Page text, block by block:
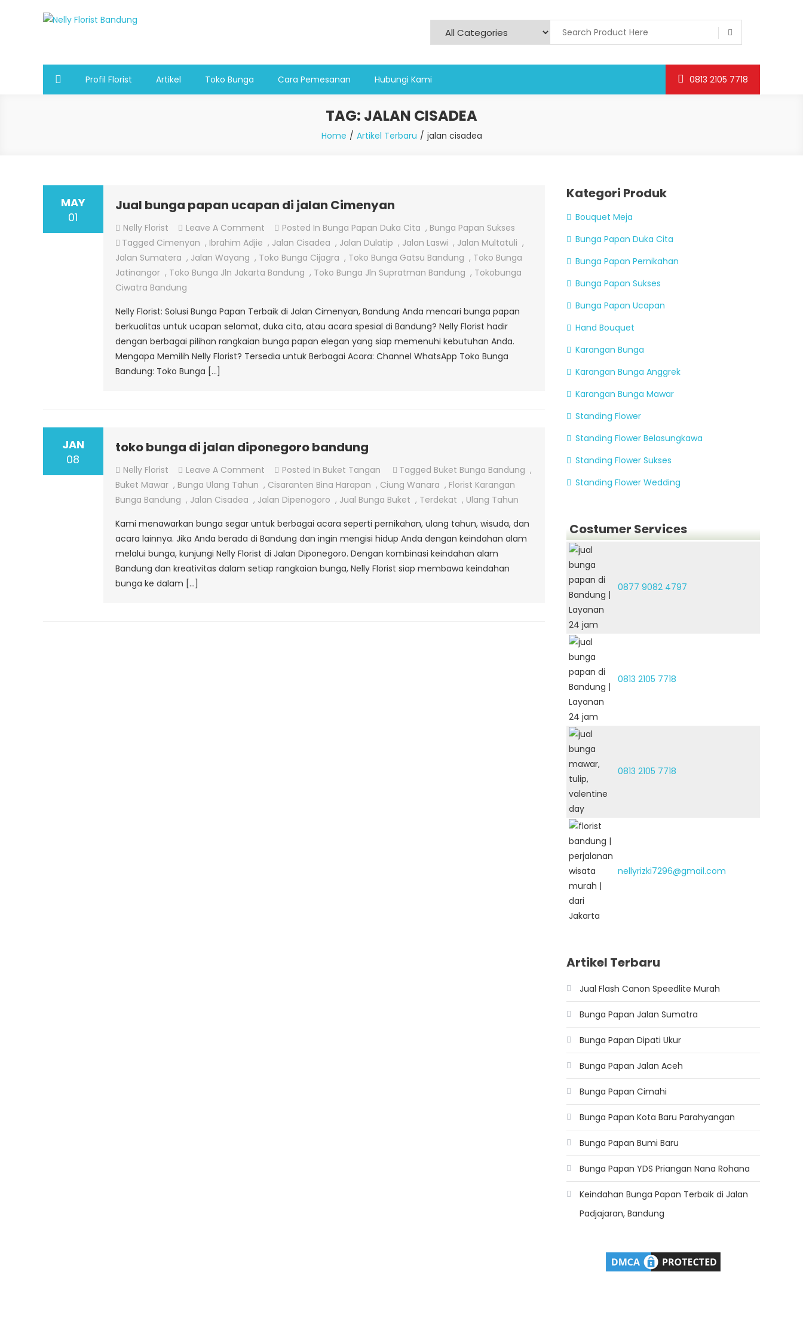
Profil Florist Artikel Toko Bunga Cara Pemesanan Hubungi Kami 0813 2105 7718
TAG: JALAN CISADEA
Home Artikel Terbaru jalan cisadea
MAY
01
Jual bunga papan ucapan di jalan Cimenyan
Nelly Florist Leave A CommentOn
Jual
Bunga
Papan
Jalan
Cimenyan
Posted In Bunga Papan Duka Cita , Bunga Papan Sukses
Tagged Cimenyan , Ibrahim Adjie , Jalan Cisadea , Jalan Dulatip , Jalan Laswi , Jalan Multatuli ,
Jalan Sumatera , Jalan Wayang , Toko Bunga Cijagra , Toko Bunga Gatsu Bandung , Toko Bunga
Jatinangor , Toko Bunga Jln Jakarta Bandung , Toko Bunga Jln Supratman Bandung , Tokobunga
Ciwatra Bandung
Nelly Florist: Solusi Bunga Papan Terbaik di Jalan Cimenyan, Bandung Anda mencari bunga papan
berkualitas untuk ucapan selamat, duka cita, atau acara spesial di Bandung? Nelly Florist hadir
dengan berbagai pilihan rangkaian bunga papan elegan yang siap memenuhi kebutuhan Anda.
Mengapa Memilih Nelly Florist? Tersedia untuk Berbagai Acara: Channel WhatsApp Toko Bunga
Bandung: Toko Bunga […]
JAN
08
toko bunga di jalan diponegoro bandung
Nelly Florist Leave A CommentOn
Toko
Bunga
Jalan
Diponegoro
Bandung
Posted In Buket Tangan Tagged Buket Bunga Bandung ,
Buket Mawar , Bunga Ulang Tahun , Cisaranten Bina Harapan , Ciung Wanara , Florist Karangan
Bunga Bandung , Jalan Cisadea , Jalan Dipenogoro , Jual Bunga Buket , Terdekat , Ulang Tahun
Kami menawarkan bunga segar untuk berbagai acara seperti pernikahan, ulang tahun, wisuda, dan
acara lainnya. Jika Anda berada di Bandung dan ingin mengisi hidup Anda dengan keindahan alam
melalui bunga, kunjungi Nelly Florist di Jalan Diponegoro. Dengan kombinasi keindahan alam
Bandung dan kreativitas dalam setiap rangkaian bunga, Nelly Florist siap membawa keindahan
bunga ke dalam […]
Kategori Produk
Bouquet Meja
Bunga Papan Duka Cita
Bunga Papan Pernikahan
Bunga Papan Sukses
Bunga Papan Ucapan
Hand Bouquet
Karangan Bunga
Karangan Bunga Anggrek
Karangan Bunga Mawar
Standing Flower
Standing Flower Belasungkawa
Standing Flower Sukses
Standing Flower Wedding
Costumer Services
0877 9082 4797
0813 2105 7718
0813 2105 7718
nellyrizki7296@gmail.com
Artikel Terbaru
Jual Flash Canon Speedlite Murah
Bunga Papan Jalan Sumatra
Bunga Papan Dipati Ukur
Bunga Papan Jalan Aceh
Bunga Papan Cimahi
Bunga Papan Kota Baru Parahyangan
Bunga Papan Bumi Baru
Bunga Papan YDS Priangan Nana Rohana
Keindahan Bunga Papan Terbaik di Jalan
Padjajaran, Bandung